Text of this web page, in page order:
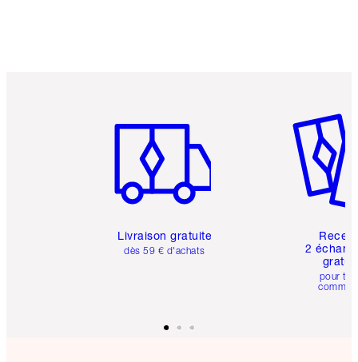
Livraison gratuite
dès 59 € d'achats
2
pour